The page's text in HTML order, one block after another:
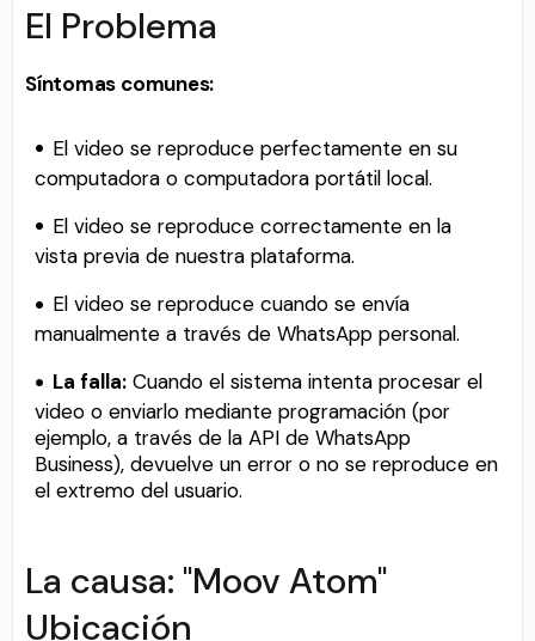
El Problema
Síntomas comunes:
El video se reproduce perfectamente en su
computadora o computadora portátil local.
El video se reproduce correctamente en la
vista previa de nuestra plataforma.
El video se reproduce cuando se envía
manualmente a través de WhatsApp personal.
La falla: Cuando el sistema intenta procesar el
video o enviarlo mediante programación (por
ejemplo, a través de la API de WhatsApp
Business), devuelve un error o no se reproduce en
el extremo del usuario.
La causa: "Moov Atom"
Ubicación